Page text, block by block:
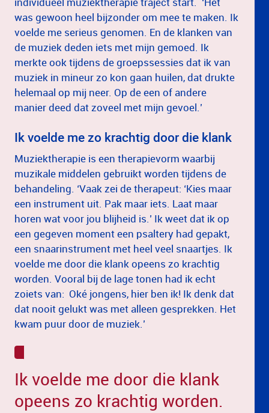
was gewoon heel bijzonder om mee te maken. Ik
voelde me serieus genomen. En de klanken van
de muziek deden iets met mijn gemoed. Ik
merkte ook tijdens de groepssessies dat ik van
muziek in mineur zo kon gaan huilen, dat drukte
helemaal op mij neer. Op de een of andere
manier deed dat zoveel met mijn gevoel.’
Ik voelde me zo krachtig door die klank
Muziektherapie is een therapievorm waarbij
muzikale middelen gebruikt worden tijdens de
behandeling. ‘Vaak zei de therapeut: ‘Kies maar
een instrument uit. Pak maar iets. Laat maar
horen wat voor jou blijheid is.’ Ik weet dat ik op
een gegeven moment een psaltery had gepakt,
een snaarinstrument met heel veel snaartjes. Ik
voelde me door die klank opeens zo krachtig
worden. Vooral bij de lage tonen had ik echt
zoiets van: Oké jongens, hier ben ik! Ik denk dat
dat nooit gelukt was met alleen gesprekken. Het
kwam puur door de muziek.’
Ik voelde me door die klank
opeens zo krachtig worden.